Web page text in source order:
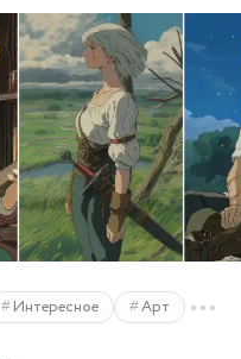
Интересное Арт